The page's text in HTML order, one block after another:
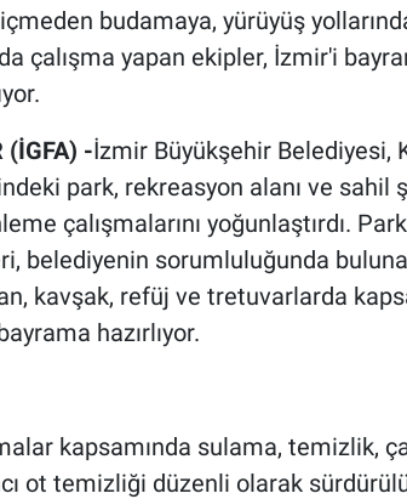
budamaya, yürüyüş
çalışma yapan ekipler, İzmir'i
(İGFA) -İzmir Büyükşehir Belediyesi,
park, rekreasyon alanı ve sahil
çalışmalarını yoğunlaştırdı.
belediyenin sorumluluğunda
kavşak, refüj ve tretuvarlarda
hazırlıyor.
kapsamında sulama, temizlik,
ot temizliği düzenli olarak